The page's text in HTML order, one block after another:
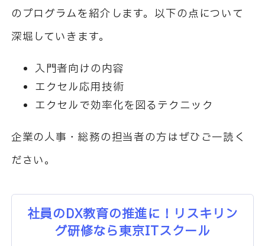
のプログラムを紹介します。以下の点について
深堀していきます。
入門者向けの内容
エクセル応用技術
エクセルで効率化を図るテクニック
企業の人事・総務の担当者の方はぜひご一読く
ださい。
社員のDX教育の推進に！リスキリン
グ研修なら東京ITスクール